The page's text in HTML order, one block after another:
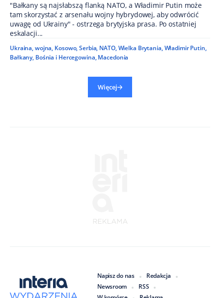
"Bałkany są najsłabszą flanką NATO, a Władimir Putin może
tam skorzystać z arsenału wojny hybrydowej, aby odwrócić
uwagę od Ukrainy" - ostrzega brytyjska prasa. Po ostatniej
eskalacji...
Ukraina,wojna, Kosowo,Serbia, NATO,Wielka Brytania,Władimir Putin,
Bałkany, Bośnia i Hercegowina, Macedonia
Więcej
Napisz do nas
Redakcja
Newsroom
RSS